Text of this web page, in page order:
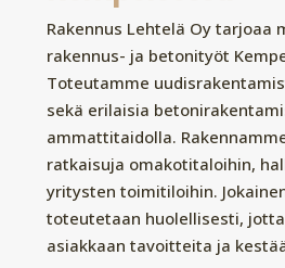
Rakennus Lehtelä Oy tarjoaa
rakennus- ja betonityöt
Toteutamme
sekä erilaisia
ammattitaidolla.
ratkaisuja omakotitaloihin,
yritysten toimitiloihin.
toteutetaan huolellisesti,
asiakkaan tavoitteita ja